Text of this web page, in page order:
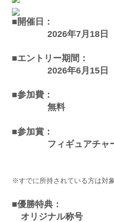
■開催日：
2026年7月18日
■エントリー期間：
2026年6月15日
■参加費：
無料
■参加賞：
フィギュアチャー
※すでに所持されている方は対
■優勝特典：
オリジナル称号